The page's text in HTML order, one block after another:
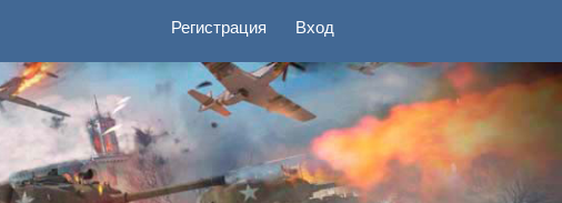
Регистрация Вход